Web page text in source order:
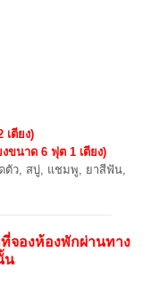
เตียง)
ขนาด 6 ฟุต 1 เตียง)
ดตัว, สบู่, แชมพู, ยาสีฟัน,
จองห้องพักผ่านทาง
น